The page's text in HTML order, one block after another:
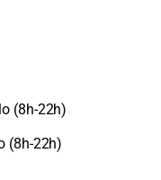
(8h-22h)
(8h-22h)